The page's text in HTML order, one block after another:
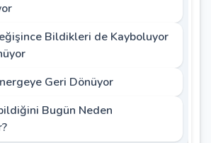
Bildikleri de Kayboluyor
Geri Dönüyor
Bugün Neden